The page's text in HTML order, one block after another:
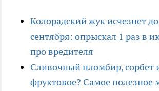
Колорадский жук исчезнет
сентября: опрыскал 1 раз в
про вредителя
Сливочный пломбир, сорбет
фруктовое? Самое полезное